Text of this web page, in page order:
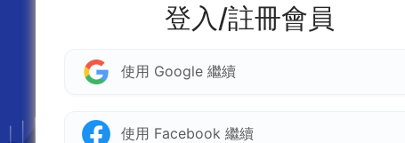
登入/註冊會員
使用 Google 繼續
使用 Facebook 繼續